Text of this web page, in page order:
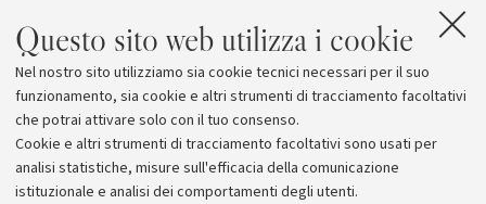
Questo sito web utilizza i cookie
Nel nostro sito utilizziamo sia cookie tecnici necessari per il suo
funzionamento, sia cookie e altri strumenti di tracciamento facoltativi
che potrai attivare solo con il tuo consenso.
Cookie e altri strumenti di tracciamento facoltativi sono usati per
analisi statistiche, misure sull'efficacia della comunicazione
istituzionale e analisi dei comportamenti degli utenti.